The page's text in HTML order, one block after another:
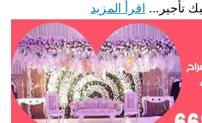
تأجير… اقرأ المزيد